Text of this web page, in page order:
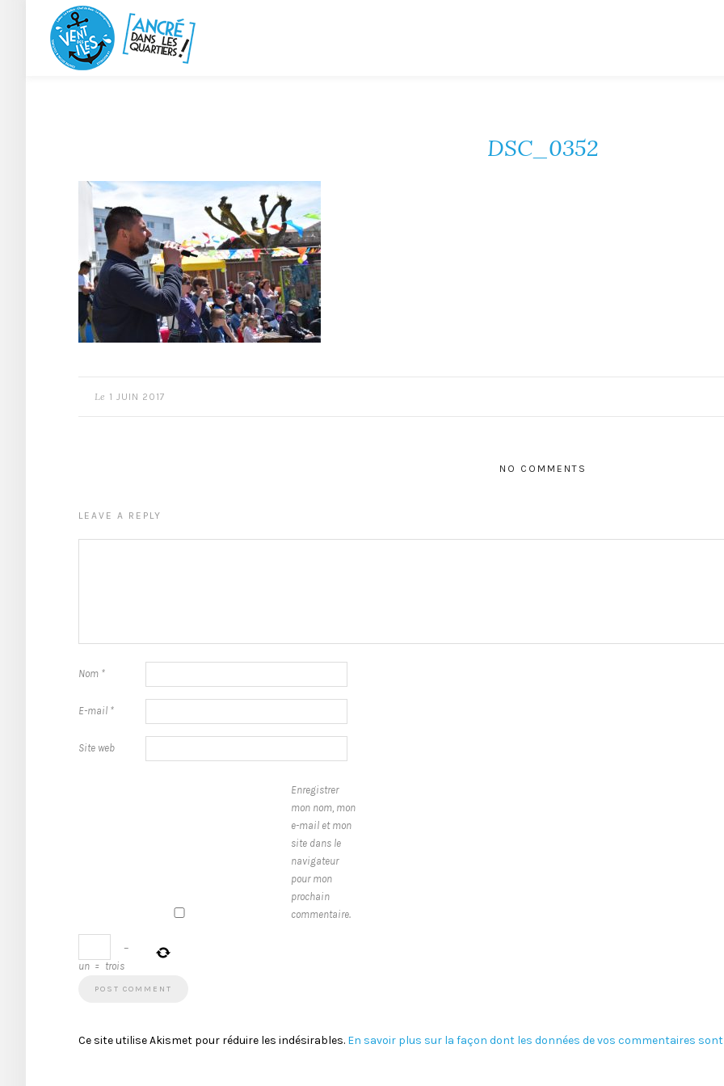
DSC_0352
Le 1 JUIN 2017
NO COMMENTS
LEAVE A REPLY
Nom *
E-mail *
Site web
Enregistrer
mon nom, mon
e-mail et mon
site dans le
navigateur
pour mon
prochain
commentaire.
−
un = trois
Ce site utilise Akismet pour réduire les indésirables. En savoir plus sur la façon dont les données de vos commentaires